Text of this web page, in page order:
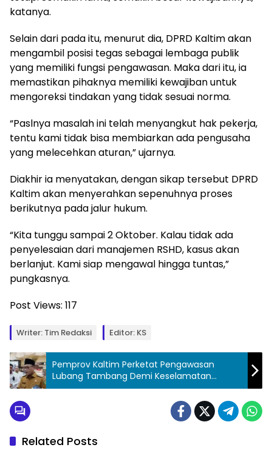
katanya.
Selain dari pada itu, menurut dia, DPRD Kaltim akan
mengambil posisi tegas sebagai lembaga publik
yang memiliki fungsi pengawasan. Maka dari itu, ia
memastikan pihaknya memiliki kewajiban untuk
mengoreksi tindakan yang tidak sesuai norma.
“Paslnya masalah ini telah menyangkut hak pekerja,
tentu kami tidak bisa membiarkan ada pengusaha
yang melecehkan aturan,” ujarnya.
Diakhir ia menyatakan, dengan sikap tersebut DPRD
Kaltim akan menyerahkan sepenuhnya proses
berikutnya pada jalur hukum.
“Kita tunggu sampai 2 Oktober. Kalau tidak ada
penyelesaian dari manajemen RSHD, kasus akan
berlanjut. Kami siap mengawal hingga tuntas,”
pungkasnya.
Post Views: 117
Writer: Tim Redaksi Editor: KS
Pemprov Kaltim Perketat Pengawasan
Lubang Tambang Demi Keselamatan
masyarakat
Related Posts